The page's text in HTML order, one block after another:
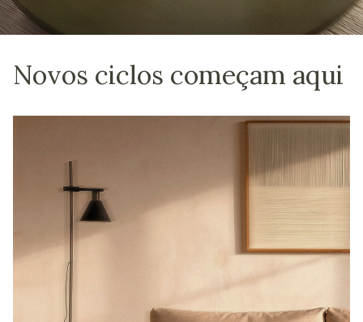
Novos ciclos começam aqui